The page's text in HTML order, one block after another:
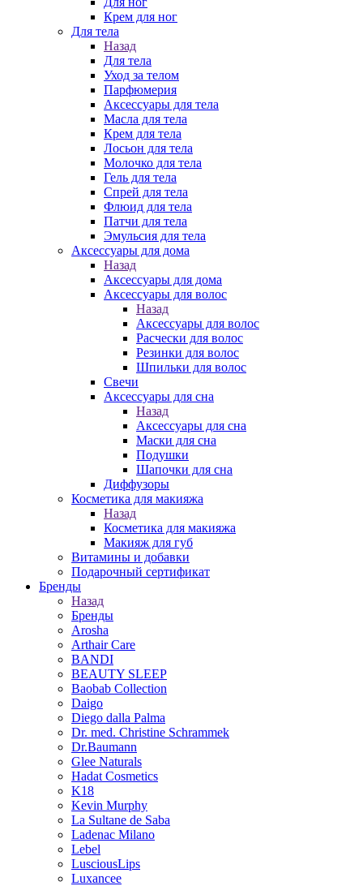
Крем для ног
Для тела
Назад
Для тела
Уход за телом
Парфюмерия
Аксессуары для тела
Масла для тела
Крем для тела
Лосьон для тела
Молочко для тела
Гель для тела
Спрей для тела
Флюид для тела
Патчи для тела
Эмульсия для тела
Аксессуары для дома
Назад
Аксессуары для дома
Аксессуары для волос
Назад
Аксессуары для волос
Расчески для волос
Резинки для волос
Шпильки для волос
Свечи
Аксессуары для сна
Назад
Аксессуары для сна
Маски для сна
Подушки
Шапочки для сна
Диффузоры
Косметика для макияжа
Назад
Косметика для макияжа
Макияж для губ
Витамины и добавки
Подарочный сертификат
Бренды
Назад
Бренды
Arosha
Arthair Care
BANDI
BEAUTY SLEEP
Baobab Collection
Daigo
Diego dalla Palma
Dr. med. Christine Schrammek
Dr.Baumann
Glee Naturals
Hadat Cosmetics
K18
Kevin Murphy
La Sultane de Saba
Ladenac Milano
Lebel
LusciousLips
Luxancee